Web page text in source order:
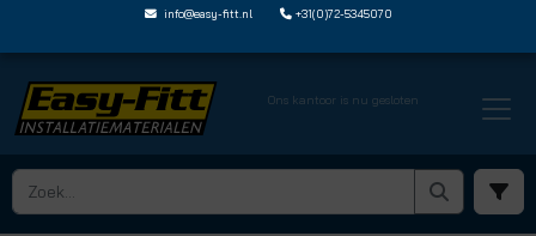
info@easy-fitt.nl +31(0)72-5345070
Ons kantoor is nu gesloten
HOME › SPEEDFIT LUCHT EN VLOEISTOFFEN